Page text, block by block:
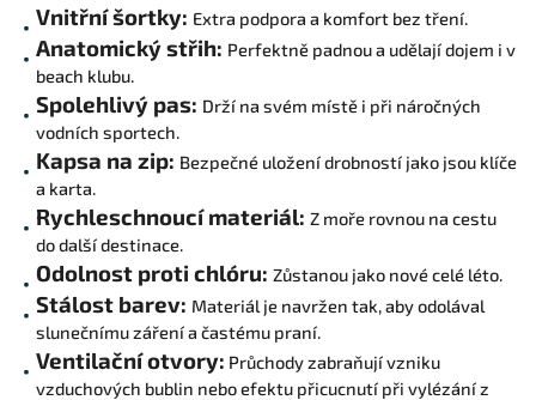
Vnitřní šortky: Extra podpora a komfort bez tření.
Anatomický střih: Perfektně padnou a udělají dojem i v
beach klubu.
Spolehlivý pas: Drží na svém místě i při náročných
vodních sportech.
Kapsa na zip: Bezpečné uložení drobností jako jsou klíče
a karta.
Rychleschnoucí materiál: Z moře rovnou na cestu
do další destinace.
Odolnost proti chlóru: Zůstanou jako nové celé léto.
Stálost barev: Materiál je navržen tak, aby odolával
slunečnímu záření a častému praní.
Ventilační otvory: Průchody zabraňují vzniku
vzduchových bublin nebo efektu přicucnutí při vylézání z